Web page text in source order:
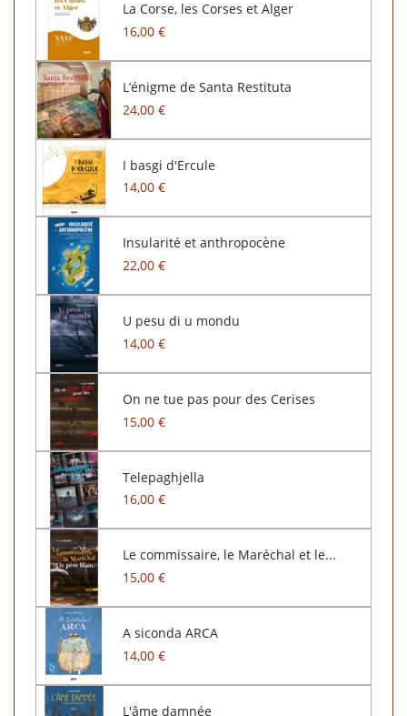
La Corse, les Corses et Alger
16,00 €
L’énigme de Santa Restituta
24,00 €
I basgi d'Ercule
14,00 €
Insularité et anthropocène
22,00 €
U pesu di u mondu
14,00 €
On ne tue pas pour des Cerises
15,00 €
Telepaghjella
16,00 €
Le commissaire, le Maréchal et le...
15,00 €
A siconda ARCA
14,00 €
L'âme damnée